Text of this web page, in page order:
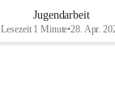
Jugendarbeit
Lesezeit 1 Minute•28. Apr.